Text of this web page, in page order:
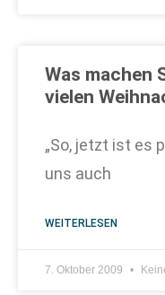
Was machen
vielen
„So, jetzt ist es
uns auch
WEITERLESEN
7. Oktober 2009